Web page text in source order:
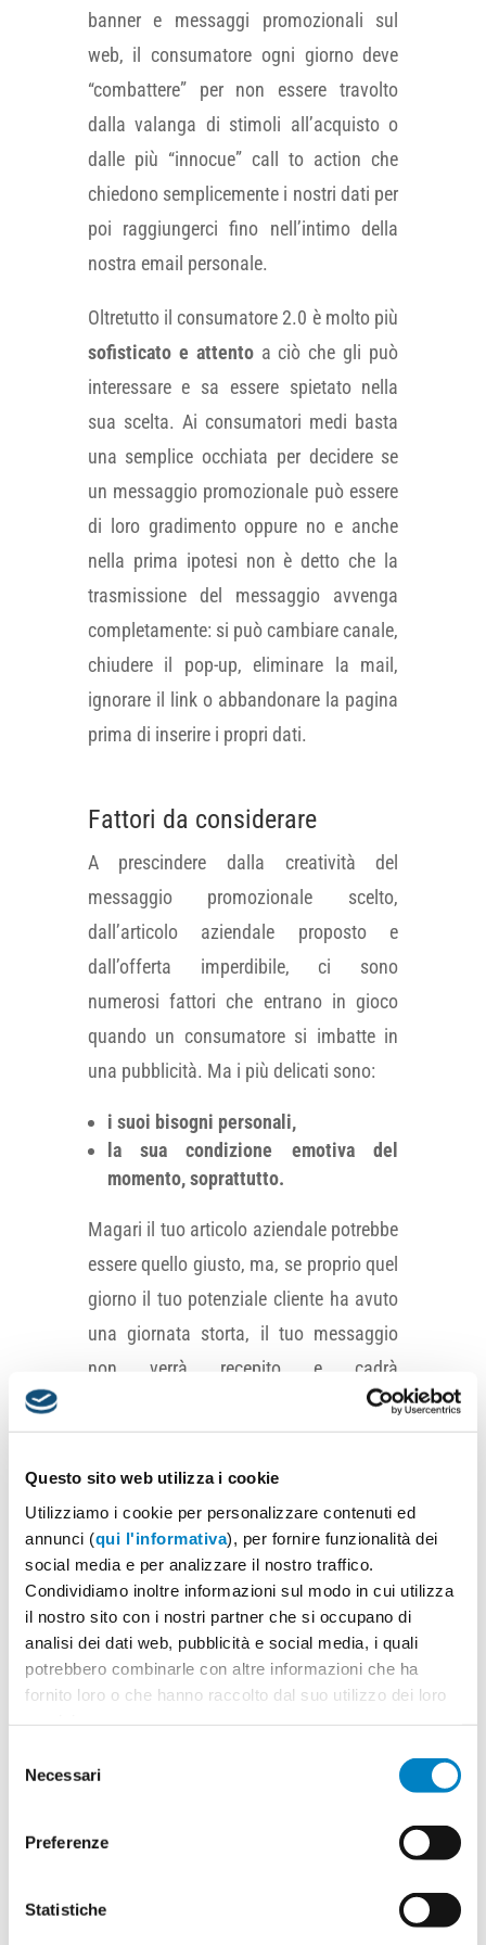
Questo sito web utilizza i cookie
Utilizziamo i cookie per personalizzare contenuti ed
annunci (qui l'informativa), per fornire funzionalità dei
social media e per analizzare il nostro traffico.
Condividiamo inoltre informazioni sul modo in cui utilizza
il nostro sito con i nostri partner che si occupano di
analisi dei dati web, pubblicità e social media, i quali
potrebbero combinarle con altre informazioni che ha
fornito loro o che hanno raccolto dal suo utilizzo dei loro
delNecessari
Preferenze
Statistiche
banner e messaggi promozionali sul
web, il consumatore ogni giorno deve
“combattere” per non essere travolto
dalla valanga di stimoli all’acquisto o
dalle più “innocue” call to action che
chiedono semplicemente i nostri dati per
poi raggiungerci fino nell’intimo della
nostra email personale.
Oltretutto il consumatore 2.0 è molto più
sofisticato e attentoa ciò che gli può
interessare e sa essere spietato nella
sua scelta. Ai consumatori medi basta
una semplice occhiata per decidere se
un messaggio promozionale può essere
di loro gradimento oppure no e anche
nella prima ipotesi non è detto che la
trasmissione del messaggio avvenga
completamente: si può cambiare canale,
chiudere il pop-up, eliminare la mail,
ignorare il link o abbandonare la pagina
prima di inserire i propri dati.
Fattori da considerare
A prescindere dalla creatività del
messaggio promozionale scelto,
dall’articolo aziendale proposto e
dall’offerta imperdibile, ci sono
numerosi fattori che entrano in gioco
quando un consumatore si imbatte in
una pubblicità. Ma i più delicati sono:
i suoi bisogni personali,
la sua condizione emotiva del
momento, soprattutto.
Magari il tuo articolo aziendale potrebbe
essere quello giusto, ma, se proprio quel
giorno il tuo potenziale cliente ha avuto
una giornata storta, il tuo messaggio
non verrà recepito e cadrà
inesorabilmente nel dimenticatoio,
insieme agli altri 999 già ignorati.
mai un concetto astratto dalla realtà,
non è un’identità isolata, anzi. Non
appena lo recepiamo, lo collochiamo in
un contesto ben preciso fatto di
conoscenze e convinzioni personali, di
fatti ed esperienze pregresse. Così può
comunicare esattamente ciò che
trasporto e in alcuni casi travisato,
trasformandosi in una comunicazione